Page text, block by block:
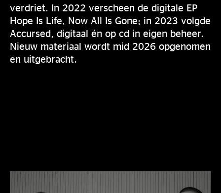
verdriet. In 2022 verscheen de digitale EP
Hope Is Life, Now All Is Gone; in 2023 volgde
Accursed, digitaal én op cd in eigen beheer.
Nieuw materiaal wordt mid 2026 opgenomen
en uitgebracht.